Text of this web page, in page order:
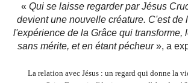
« Qui se laisse regarder par Jésus
devient une nouvelle créature. C'est de
l'expérience de la Grâce qui transforme,
sans mérite, et en étant pécheur», a
La relation avec Jésus : un regard qui donne la